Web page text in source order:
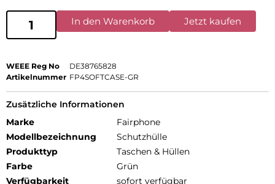
In den Warenkorb Jetzt kaufen
WEEE Reg No
DE38765828
Artikelnummer FP4SOFTCASE-GR
Zusätzliche Informationen
Marke
Fairphone
Modellbezeichnung
Schutzhülle
Produkttyp
Taschen & Hüllen
Farbe
Grün
Verfügbarkeit
sofort verfügbar